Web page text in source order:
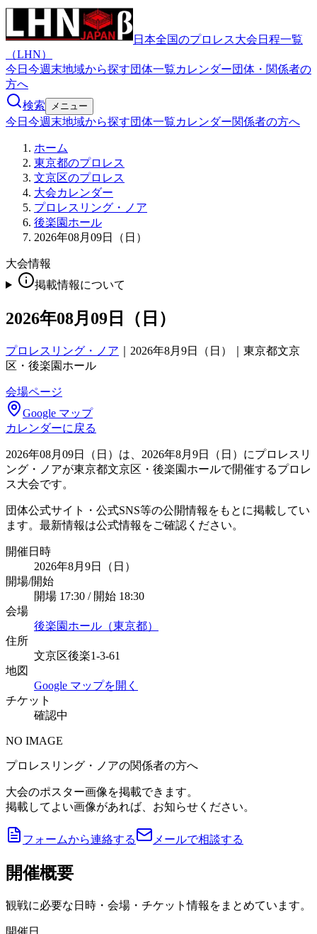
日本全国のプロレス大会日程一覧
（LHN）
今日 今週末地域から探す団体一覧カレンダー団体・関係者の
方へ
検索
メニュー
今日 今週末地域から探す団体一覧カレンダー関係者の方へ
ホーム
東京都のプロレス
文京区のプロレス
大会カレンダー
プロレスリング・ノア
後楽園ホール
2026年08月09日（日）
大会情報
掲載情報について
2026年08月09日（日）
プロレスリング・ノア
2026年8月9日（日）｜東京都文京
区・後楽園ホール
会場ページ
Google マップ
カレンダーに戻る
2026年08月09日（日）は、2026年8月9日（日）にプロレスリ
ング・ノアが東京都文京区・後楽園ホールで開催するプロレ
ス大会です。
団体公式サイト・公式SNS等の公開情報をもとに掲載してい
ます。最新情報は公式情報をご確認ください。
開催日時
2026年8月9日（日）
開場/開始
開場 17:30 / 開始 18:30
会場
後楽園ホール（東京都）
住所
文京区後楽1-3-61
地図
Google マップを開く
チケット
確認中
NO IMAGE
プロレスリング・ノアの関係者の方へ
大会のポスター画像を掲載できます。
掲載してよい画像があれば、お知らせください。
フォームから連絡する メールで相談する
開催概要
観戦に必要な日時・会場・チケット情報をまとめています。
開催日